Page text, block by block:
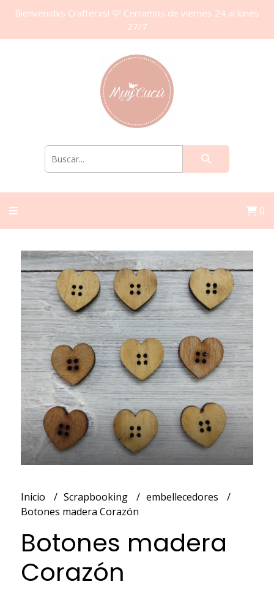
Bienvenidxs Crafterxs! 🩷 Cerramos de viernes 24 al lunes
27/7
0
Inicio Scrapbooking
embellecedores
Botones madera Corazón
Botones madera
Corazón